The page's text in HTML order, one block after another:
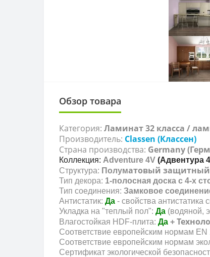
Обзор товара
Категория: Ламинат 32 класса /
Производитель: Classen (Классен)
Страна производства: Germany
Коллекция: Adventure 4V (Адвентура
Структура: Полуматовый защитный
Тип декора: 1-полосная доска с 4-х
Тип соединения: Замковое
Антистатик: Да - свойства антистатика
Укладка на "теплый пол": Да (водяной,
Влагостойкая HDF-плита: Да +
Соответствие европейским нормам EN
Соответствие европейским нормам
Сертификат экологической